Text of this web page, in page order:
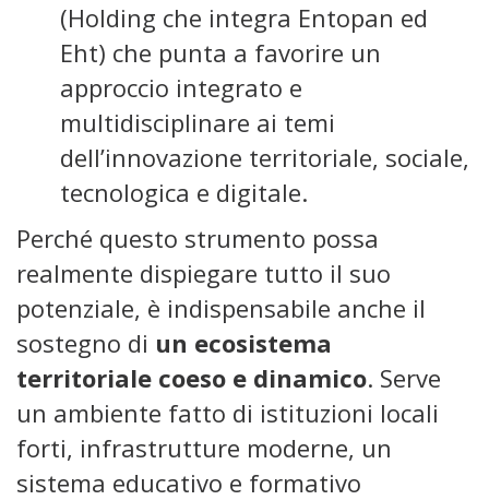
(Holding che integra Entopan ed
Eht) che punta a favorire un
approccio integrato e
multidisciplinare ai temi
dell’innovazione territoriale, sociale,
tecnologica e digitale.
Perché questo strumento possa
realmente dispiegare tutto il suo
potenziale, è indispensabile anche il
sostegno di un ecosistema
territoriale coeso e dinamico. Serve
un ambiente fatto di istituzioni locali
forti, infrastrutture moderne, un
sistema educativo e formativo